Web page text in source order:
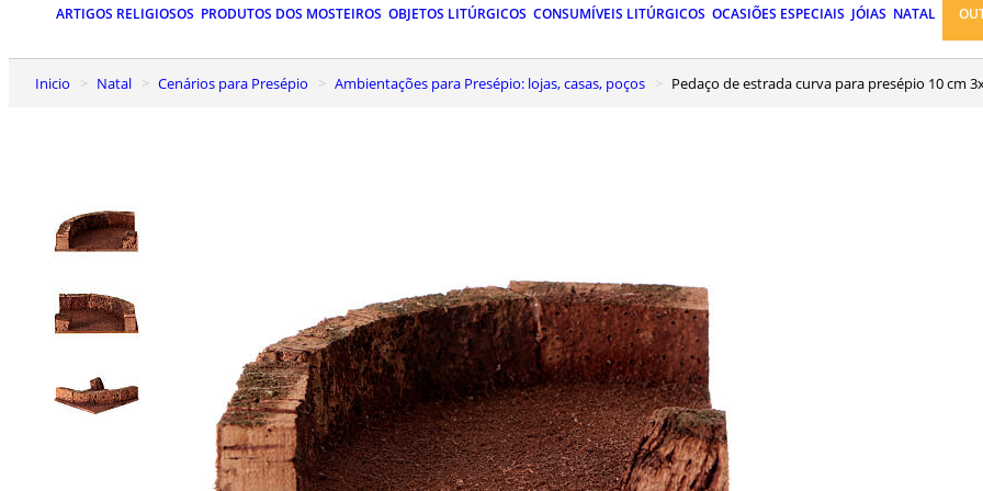
ARTIGOS RELIGIOSOS PRODUTOS DOS MOSTEIROS OBJETOS LITÚRGICOS CONSUMÍVEIS LITÚRGICOS OCASIÕES ESPECIAIS JÓIAS NATAL
Inicio Natal Cenários para Presépio Ambientações para Presépio: lojas, casas, poços Pedaço de estrada curva para presépio 10 cm